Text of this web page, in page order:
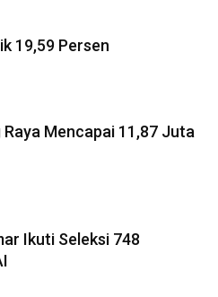
19,59 Persen
Mencapai 11,87 Juta
Ikuti Seleksi 748